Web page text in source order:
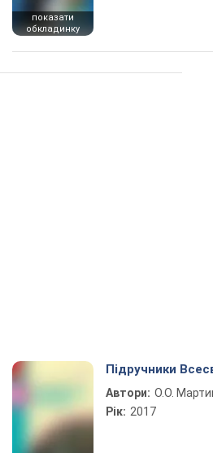
показати
обкладинку
Підручники
Автори: О.О.
Рік: 2017